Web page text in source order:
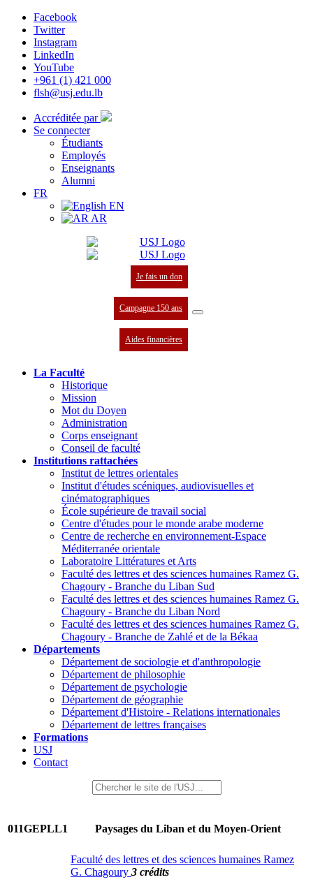
Facebook
Twitter
Instagram
LinkedIn
YouTube
+961 (1) 421 000
flsh@usj.edu.lb
Accréditée par
Se connecter
Étudiants
Employés
Enseignants
Alumni
FR
EN
AR
Je fais un don
Campagne 150 ans
Aides financières
La Faculté
Historique
Mission
Mot du Doyen
Administration
Corps enseignant
Conseil de faculté
Institutions rattachées
Institut de lettres orientales
Institut d'études scéniques, audiovisuelles et
cinématographiques
École supérieure de travail social
Centre d'études pour le monde arabe moderne
Centre de recherche en environnement-Espace
Méditerranée orientale
Laboratoire Littératures et Arts
Faculté des lettres et des sciences humaines Ramez G.
Chagoury - Branche du Liban Sud
Faculté des lettres et des sciences humaines Ramez G.
Chagoury - Branche du Liban Nord
Faculté des lettres et des sciences humaines Ramez G.
Chagoury - Branche de Zahlé et de la Békaa
Départements
Département de sociologie et d'anthropologie
Département de philosophie
Département de psychologie
Département de géographie
Département d'Histoire - Relations internationales
Département de lettres françaises
Formations
USJ
Contact
011GEPLL1 Paysages du Liban et du Moyen-Orient
Faculté des lettres et des sciences humaines Ramez
G. Chagoury 3 crédits